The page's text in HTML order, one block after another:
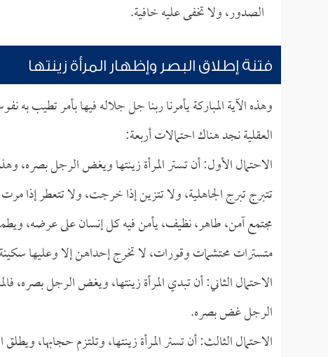
الصدور، ولا تخفى عليه خافية.
فتنة إطلاق البصر وإظهار المرأة زينتها
وهذه الآية المباركة يأمرنا ربنا جل جلاله فيها بأمر تطيب
العقلية نجد هناك احتمالات أربعة:
الاحتمال الأول: أن تستر المرأة زينتها ويغض الرجل بصره،
تتبرج تبرج الجاهلية، ولا تتزين إذا خرجت، ولا تتعطر إذا
مجتمع آمن، طاهر، نظيف، يأمن فيه كل إنسان على عرضه،
متسترات محتشمات وقورات، لا تخرج إحداهن إلا وعليها
الاحتمال الثاني: أن تبدي المرأة زينتها، ويغض الرجل
الرجل غض بصره.
الاحتمال الثالث: أن تستر المرأة زينتها، وتلتزم حجابها،